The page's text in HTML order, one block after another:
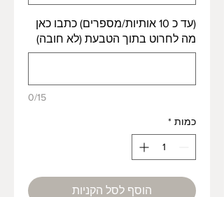
(עד כ 10 אותיות/מספרים) כתבו כאן
מה לחרוט בתוך הטבעת (לא חובה)
0/15
כמות *
הוסף לסל הקניות